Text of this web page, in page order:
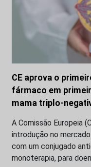
CE aprova o
fármaco em
mama triplo-
A Comissão Europeia
introdução no
com um conjugado
monoterapia, para